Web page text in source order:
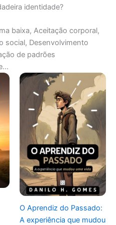
identidade?
baixa, Aceitação corporal,
social, Desenvolvimento
de padrões
O Aprendiz do Passado:
A experiência que mudou